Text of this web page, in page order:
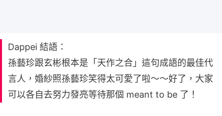
Dappei 結語：
孫藝珍跟玄彬根本是「天作之合」這句成語的最佳代
言人，婚紗照孫藝珍笑得太可愛了啦～～好了，大家
可以各自去努力發亮等待那個 meant to be 了！